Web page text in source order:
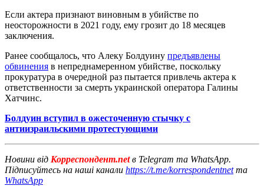
Если актера признают виновным в убийстве по
неосторожности в 2021 году, ему грозит до 18 месяцев
заключения.
Ранее сообщалось, что Алеку Болдуину предъявлены
обвинения в непреднамеренном убийстве, поскольку
прокуратура в очередной раз пытается привлечь актера к
ответственности за смерть украинской оператора Галины
Хатчинс.
Болдуин вступил в ожесточенную стычку с
антиизраильскими протестующими
Новини від Корреспондент.netв Telegram та WhatsApp.
Підписуйтесь на наші канали https://t.me/korrespondentnetта
WhatsApp